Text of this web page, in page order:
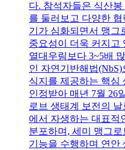
다. 참석자들은 식산
를 둘러보고 다양한
기가 심화되면서 맹그
중요성이 더욱 커지고
열대우림보다 3~5배
인 자연기반해법
식지를 제공하는 핵심
인정받아 매년 7월 26
로브 생태계 보전의
에서 자생하는 대표적
분포하며, 세미 맹그
기능을 수행하며 연안